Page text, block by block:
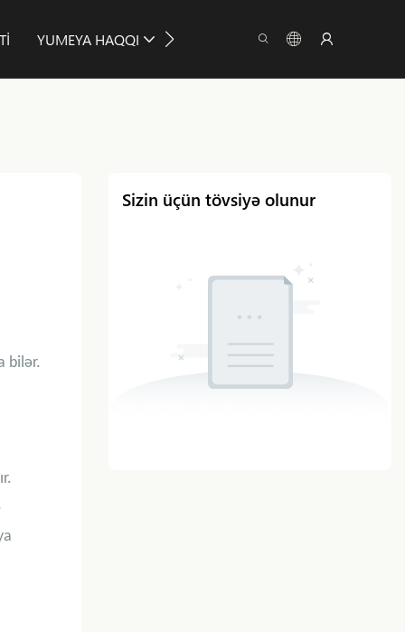
YUMEYA HAQQI BAĞLAN
bilər.
Sizin üçün tövsiyə olunur